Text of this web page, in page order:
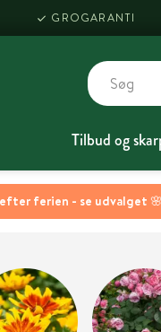
GROGARANTI
Tilbud og
efter ferien - se udvalget 🌸